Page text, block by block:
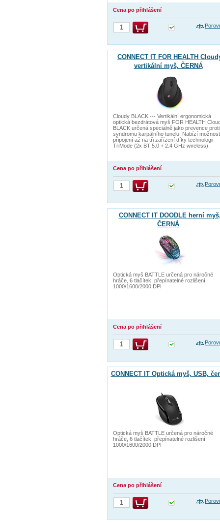
Cena po přihlášení
CONNECT IT FOR HEALTH
vertikální myš, ČERNÁ
Cloudy BLACK --- Vertikální ergonomická
optická bezdrátová myš FOR HEALTH
BLACK určená speciálně jako prevence proti
syndromu karpálního tunelu. Nabízí možnost
připojení až na tři zařízení díky technologii
TriMode (2x BT 5.0 + 2.4 GHz wireless).
Cena po přihlášení
CONNECT IT DOODLE herní
ČERNÁ
Optická myš BATTLE určená pro náročné
hráče, 6 tlačítek, přepínatelné rozlišení:
1000/1600/2000 DPI
Cena po přihlášení
CONNECT IT Optická myš, USB,
Optická myš BATTLE určená pro náročné
hráče, 6 tlačítek, přepínatelné rozlišení:
1000/1600/2000 DPI
Cena po přihlášení